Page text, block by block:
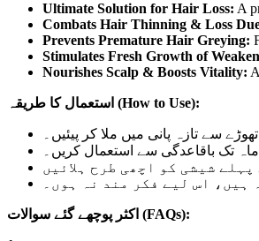
Ultimate Solution for Hair Loss: A
Combats Hair Thinning & Loss
Prevents Premature Hair Greying:
Stimulates Fresh Growth of
Nourishes Scalp & Boosts Vitality:
استعمال کا طریقہ (How to Use):
اس لیے فکر مند نہ ہوں۔
اکثر پوچھے گئے سوالات (FAQs):